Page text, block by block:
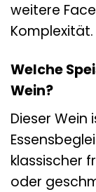
weitere
Komplexität.
Welche
Wein?
Dieser Wein
klassischer
oder